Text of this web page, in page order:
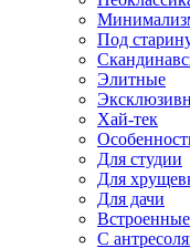
Под
Элитные
Хай-тек
Для студии
Для
Для дачи
Встроенные
С